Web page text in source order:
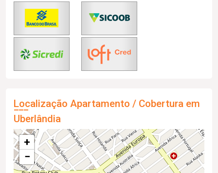
Localização Apartamento / Cobertura em
Uberlândia
+
−